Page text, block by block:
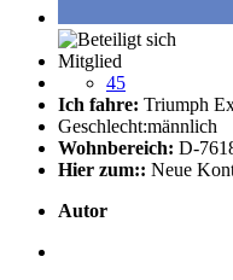
Mitglied
45
Ich fahre: Triumph
Geschlecht:männlich
Wohnbereich: D-
Hier zum:: Neue
Autor